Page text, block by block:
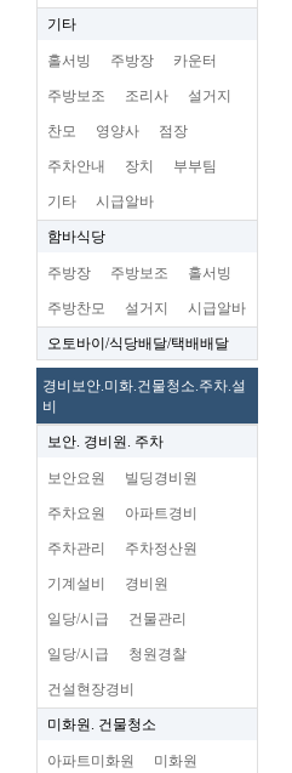
기타
홀서빙 주방장 카운터
주방보조 조리사 설거지
찬모 영양사 점장
주차안내 장치 부부팀
기타 시급알바
함바식당
주방장 주방보조 홀서빙
주방찬모 설거지 시급알바
오토바이/식당배달/택배배달
경비보안.미화.건물청소.주차.설
비
보안. 경비원. 주차
보안요원 빌딩경비원
주차요원 아파트경비
주차관리 주차정산원
기계설비 경비원
일당/시급 건물관리
일당/시급 청원경찰
건설현장경비
미화원. 건물청소
아파트미화원 미화원